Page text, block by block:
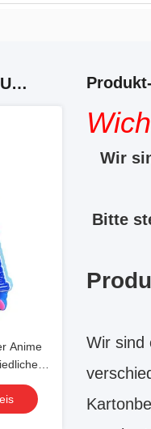
VERWANDTE PRODUKTE
Anime
Wir
Bitte
Wir sind